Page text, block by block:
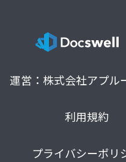
運営：株式会社アプル
利用規約
プライバシーポリ